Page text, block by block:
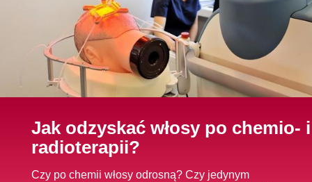
Jak odzyskać włosy po chemio- i
radioterapii?
Czy po chemii włosy odrosną? Czy jedynym